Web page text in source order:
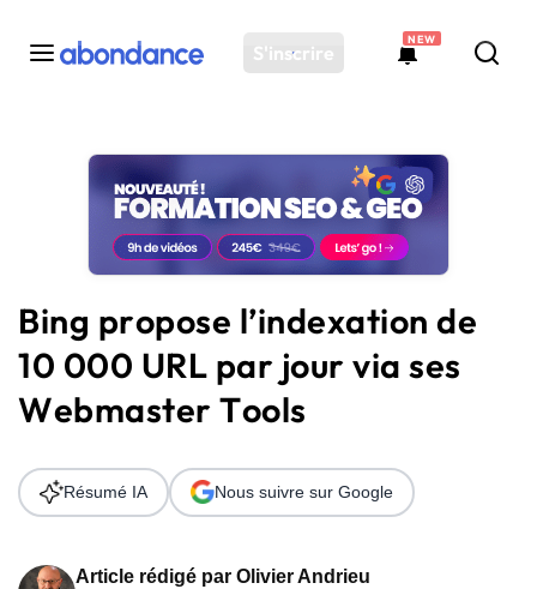
S'inscrire
NEW
Toutes les actus
Actus SEO
Plateforme
Solutions
Ressources
Audit SEO
Bing propose l’indexation de
10 000 URL par jour via ses
Webmaster Tools
Article rédigé par Olivier Andrieu
Résumé IA Nous suivre sur Google